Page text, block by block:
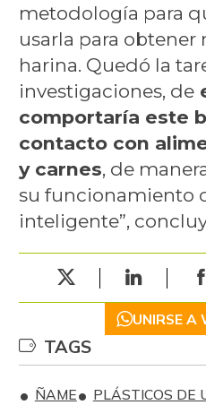
metodología para
usarla para
harina. Quedó la
investigaciones, de
comportaría este
contacto con
y carnes, de
su funcionamiento
inteligente”,
UNIRSE A
TAGS
ÑAME
PLÁSTICOS DE